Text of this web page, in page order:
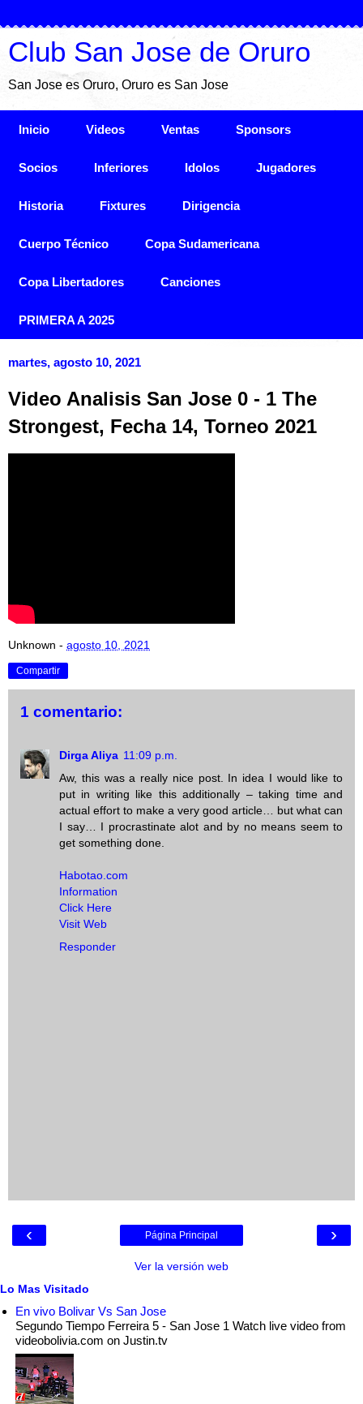
Club San Jose de Oruro
San Jose es Oruro, Oruro es San Jose
Inicio Videos Ventas Sponsors
Socios Inferiores Idolos Jugadores
Historia Fixtures Dirigencia
Cuerpo Técnico Copa Sudamericana
Copa Libertadores Canciones
PRIMERA A 2025
martes, agosto 10, 2021
Video Analisis San Jose 0 - 1 The
Strongest, Fecha 14, Torneo 2021
Unknown - agosto 10, 2021
Compartir
1 comentario:
Dirga Aliya 11:09 p.m.
Aw, this was a really nice post. In idea I would like to
put in writing like this additionally – taking time and
actual effort to make a very good article… but what can
I say… I procrastinate alot and by no means seem to
get something done.
Habotao.com
Information
Click Here
Visit Web
Responder
‹ ›
Página Principal
Ver la versión web
Lo Mas Visitado
En vivo Bolivar Vs San Jose
Segundo Tiempo Ferreira 5 - San Jose 1 Watch live video from
videobolivia.com on Justin.tv